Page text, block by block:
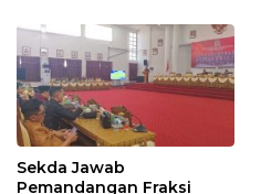
Sekda Jawab
Pemandangan Fraksi